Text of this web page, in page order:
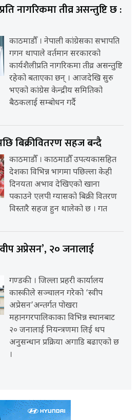
नागरिकमा तीव्र असन्तुष्टि छ :
काठमाडौँ । नेपाली कांग्रेसका सभापति
गगन थापाले वर्तमान सरकारको
कार्यशैलीप्रति नागरिकमा तीव्र असन्तुष्टि
रहेको बताएका छन् । आजदेखि सुरु
भएको कांग्रेस केन्द्रीय समितिको
बैठकलाई सम्बोधन गर्दै
बिक्रीवितरण सहज बन्दै
काठमाडौँ । काठमाडौँ उपत्यकासहित
देशका विभिन्न भागमा पछिल्ला केही
दिनयता अभाव देखिएको खाना
पकाउने एलपी ग्यासको बिक्री वितरण
विस्तारै सहज हुन थालेको छ । गत
अप्रेसन’, २० जनालाई
गण्डकी । जिल्ला प्रहरी कार्यालय
कास्कीले सञ्चालन गरेको ‘स्वीप
अप्रेसन’अन्तर्गत पोखरा
महानगरपालिकाका विभिन्न स्थानबाट
२० जनालाई नियन्त्रणमा लिई थप
अनुसन्धान प्रक्रिया अगाडि बढाएको छ
।